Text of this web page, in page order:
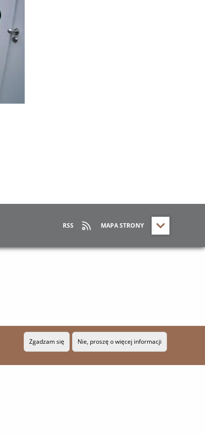
RSS MAPA STRONY
Zgadzam się Nie, proszę o więcej informacji